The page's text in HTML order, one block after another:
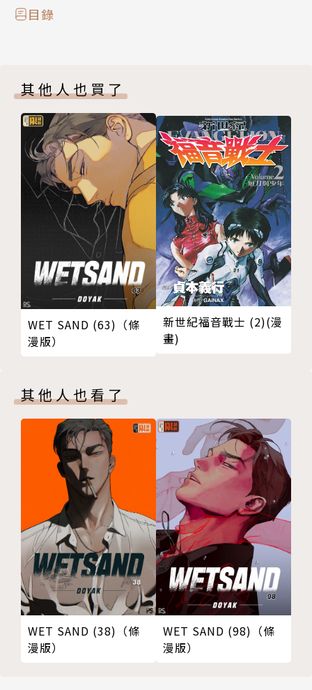
目錄
其他人也買了
WET SAND (63)（條
漫版）
新世紀福音戰士 (2)(漫
畫)
其他人也看了
WET SAND (38)（條
漫版）
WET SAND (98)（條
漫版）